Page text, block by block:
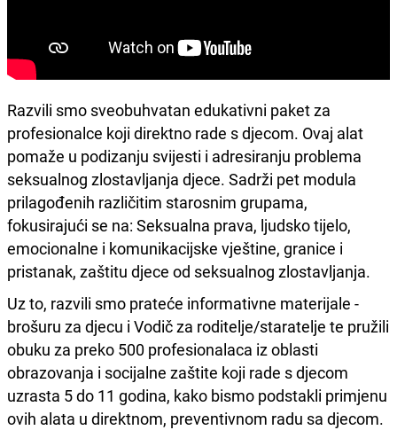
Razvili smo sveobuhvatan edukativni paket za
profesionalce koji direktno rade s djecom. Ovaj alat
pomaže u podizanju svijesti i adresiranju problema
seksualnog zlostavljanja djece. Sadrži pet modula
prilagođenih različitim starosnim grupama,
fokusirajući se na: Seksualna prava, ljudsko tijelo,
emocionalne i komunikacijske vještine, granice i
pristanak, zaštitu djece od seksualnog zlostavljanja.
Uz to, razvili smo prateće informativne materijale -
brošuru za djecu i Vodič za roditelje/staratelje te pružili
obuku za preko 500 profesionalaca iz oblasti
obrazovanja i socijalne zaštite koji rade s djecom
uzrasta 5 do 11 godina, kako bismo podstakli primjenu
ovih alata u direktnom, preventivnom radu sa djecom.